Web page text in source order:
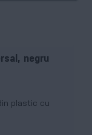
negru
plastic cu